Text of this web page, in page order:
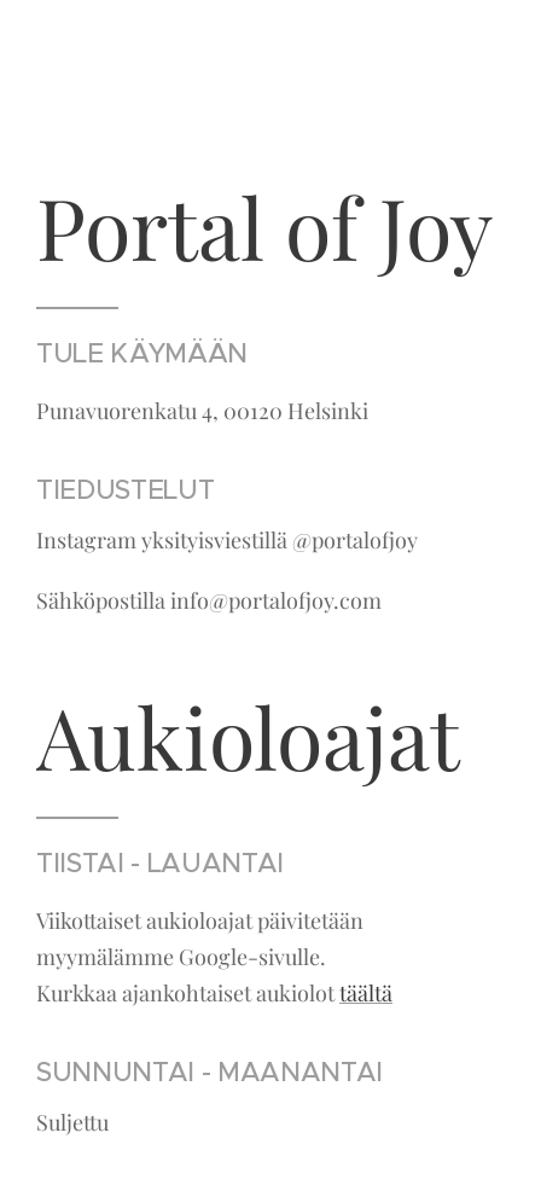
Portal of Joy
TULE KÄYMÄÄN
Punavuorenkatu 4, 00120 Helsinki
TIEDUSTELUT
Instagram yksityisviestillä @portalofjoy
Sähköpostilla info@portalofjoy.com
Aukioloajat
TIISTAI - LAUANTAI
Viikottaiset aukioloajat päivitetään
myymälämme Google-sivulle.
Kurkkaa ajankohtaiset aukiolottäältä
SUNNUNTAI - MAANANTAI
Suljettu